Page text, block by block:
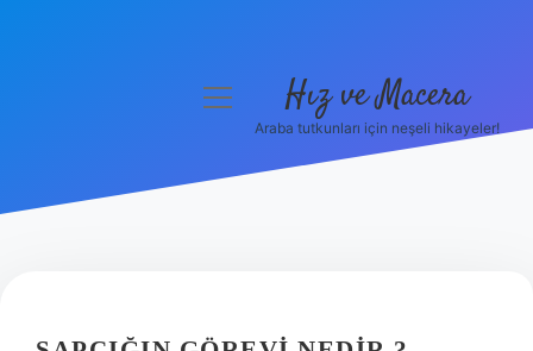
Hakkımızda
menüyü
Hız ve Macera
Araba tutkunları için neşeli hikayeler!